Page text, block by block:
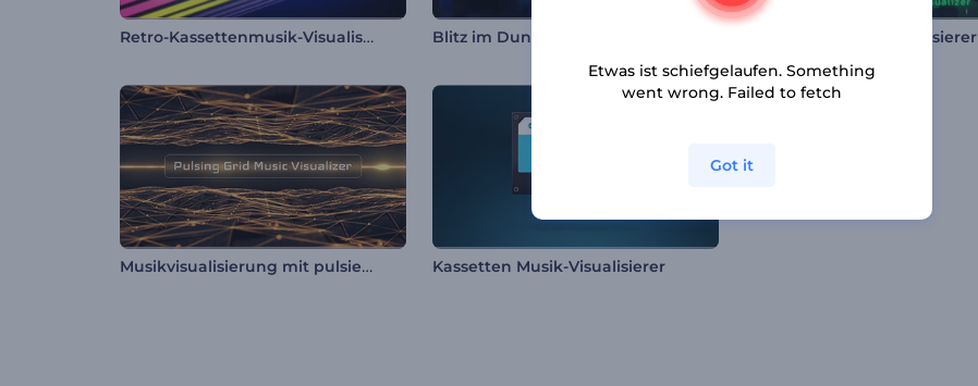
Retro-Kassettenmusik-Visualisierer Elektro Dubstep Visualisierer
Musikvisualisierung mit pulsierendem Gitternetz Kassetten Musik-Visualisierer
Etwas ist schiefgelaufen. Something
went wrong. Failed to fetch
Got it